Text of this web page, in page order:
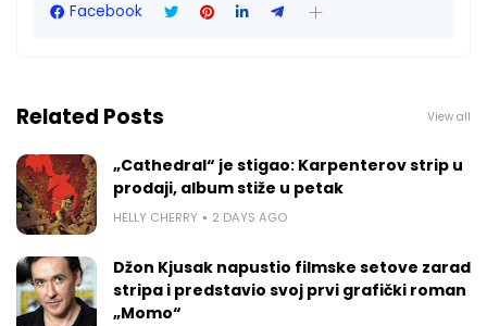
Facebook
Related Posts View all
„Cathedral“ je stigao: Karpenterov strip u
prodaji, album stiže u petak
HELLY CHERRY 2 DAYS AGO
Džon Kjusak napustio filmske setove zarad
stripa i predstavio svoj prvi grafički roman
„Momo“